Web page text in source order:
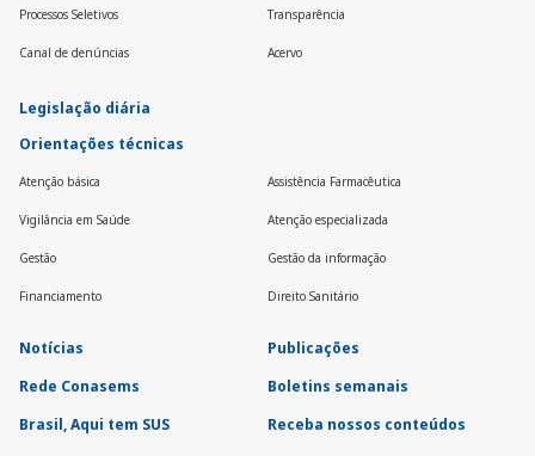
Processos Seletivos Transparência
Canal de denúncias Acervo
Legislação diária
Orientações técnicas
Atenção básica Assistência Farmacêutica
Vigilância em Saúde Atenção especializada
Gestão Gestão da informação
Financiamento Direito Sanitário
Notícias
Rede Conasems
Brasil, Aqui tem SUS
Publicações
Boletins semanais
Receba nossos conteúdos